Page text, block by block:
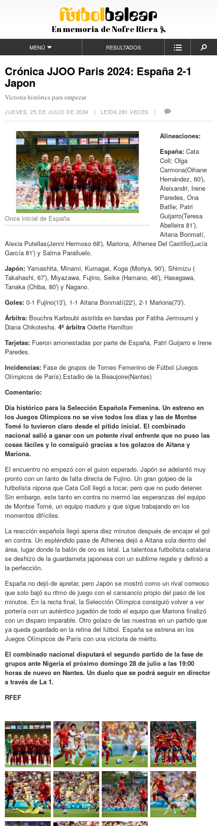
En memoria de Nofre Riera
MENÚ RESULTADOS
Crónica JJOO Paris 2024: España 2-1
Japon
Victoria histórica para empezar
JUEVES, 25 DE JULIO DE 2024 | LEÍDA 281 VECES |
Once inicial de España
Alineaciones:
España: Cata
Coll; Olga
Carmona(Oihane
Hernández, 60′),
Aleixandri, Irene
Paredes, Ona
Batlle; Patri
Guijarro(Teresa
Abelleira 81′),
Aitana Bonmatí,
Alexia Putellas(Jenni Hermoso 68′), Mariona, Athenea Del Castillo(Lucía
García 81′) y Salma Paralluelo.
Japón: Yamashita, Minami, Kumagai, Koga (Moriya, 90′), Shimizu (
Takahashi, 67′), Miyazawa, Fujino, Seike (Hamano, 46′), Hasegawa,
Tanaka (Chiba, 80′) y Nagano.
Goles: 0-1 Fujino(13′), 1-1 Aitana Bonmatí(22′), 2-1 Mariona(73′).
Árbitra: Bouchra Karboubi asistida en bandas por Fatiha Jermoumi y
Diana Chikotesha. 4ª árbitra Odette Hamilton
Tarjetas: Fueron amonestadas por parte de España, Patri Guijarro e Irene
Paredes.
Incidencias: Fase de grupos de Torneo Femenino de Fútbol (Juegos
Olímpicos de París).Estadio de la Beaujoire(Nantes)
Comentario:
Día histórico para la Selección Española Femenina. Un estreno en
los Juegos Olímpicos no se vive todos los días y las de Montse
Tomé lo tuvieron claro desde el pitido inicial. El combinado
nacional salió a ganar con un potente rival enfrente que no puso las
cosas fáciles y lo consiguió gracias a los golazos de Aitana y
Mariona.
El encuentro no empezó con el guion esperado. Japón se adelantó muy
pronto con un tanto de falta directa de Fujino. Un gran golpeo de la
futbolista nipona que Cata Coll llegó a tocar, pero que no pudo detener.
Sin embargo, este tanto en contra no mermó las esperanzas del equipo
de Montse Tomé, un equipo maduro y que sigue trabajando en los
momentos difíciles.
La reacción española llegó apena diez minutos después de encajar el gol
en contra. Un espléndido pase de Athenea dejó a Aitana sola dentro del
área, lugar donde la balón de oro es letal. La talentosa futbolista catalana
se deshizo de la guardameta japonesa con un sublime regate y definió a
la perfección.
España no dejó de apretar, pero Japón se mostró como un rival correoso
que solo bajó su ritmo de juego con el cansancio propio del paso de los
minutos. En la recta final, la Selección Olímpica consiguió volver a ver
portería con un auténtico jugadón de todo el equipo que Mariona finalizó
con un disparo imparable. Otro golazo de las nuestras en un partido que
ya queda guardado en la retina del fútbol. España se estrena en los
Juegos Olímpicos de París con una victoria de mérito.
El combinado nacional disputará el segundo partido de la fase de
grupos ante Nigeria el próximo domingo 28 de julio a las 19:00
horas de nuevo en Nantes. Un duelo que se podrá seguir en director
a través de La 1.
RFEF